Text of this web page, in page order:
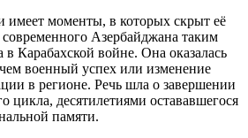
имеет моменты, в которых скрыт её
Азербайджана таким
Карабахской войне. Она оказалась
военный успех или изменение
в регионе. Речь шла о завершении
цикла, десятилетиями остававшегося
памяти.